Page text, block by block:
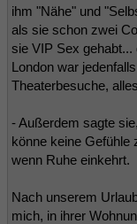
ihm "Nähe" und
als sie schon zwei
sie VIP Sex
London war
Theaterbesuche,
- Außerdem sagte
könne keine Gefühle
wenn Ruhe einkehrt.
Nach unserem
mich, in ihrer